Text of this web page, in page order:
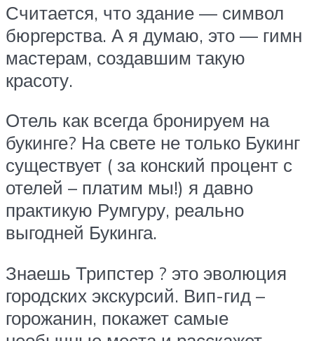
Считается, что здание — символ
бюргерства. А я думаю, это — гимн
мастерам, создавшим такую
красоту.
Отель как всегда бронируем на
букинге? На свете не только Букинг
существует ( за конский процент с
отелей – платим мы!) я давно
практикую Румгуру, реально
выгодней Букинга.
Знаешь Трипстер ? это эволюция
городских экскурсий. Вип-гид –
горожанин, покажет самые